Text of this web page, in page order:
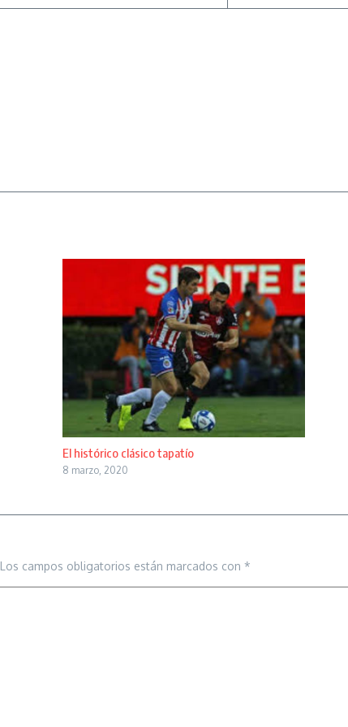
El histórico clásico tapatío
8 marzo, 2020
Los campos obligatorios están marcados con *